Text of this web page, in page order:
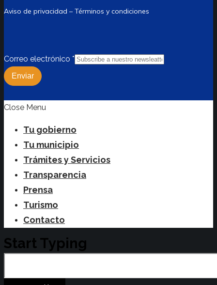
Aviso de privacidad – Términos y condiciones
Correo electrónico *
Enviar
Close Menu
Tu gobierno
Tu municipio
Trámites y Servicios
Transparencia
Prensa
Turismo
Contacto
Start Typing